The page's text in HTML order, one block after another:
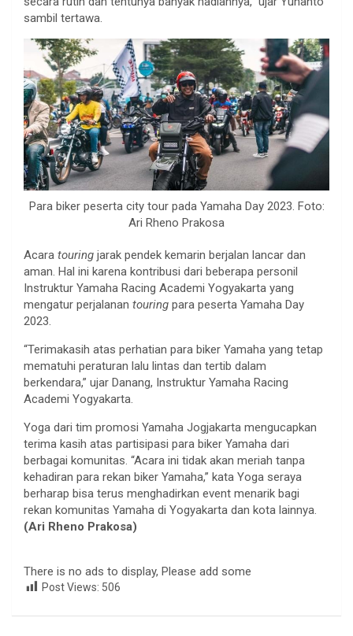
sambil tertawa.
Para biker peserta city tour pada Yamaha Day 2023. Foto:
Ari Rheno Prakosa
Acara touring jarak pendek kemarin berjalan lancar dan
aman. Hal ini karena kontribusi dari beberapa personil
Instruktur Yamaha Racing Academi Yogyakarta yang
mengatur perjalanan touring para peserta Yamaha Day
2023.
“Terimakasih atas perhatian para biker Yamaha yang tetap
mematuhi peraturan lalu lintas dan tertib dalam
berkendara,” ujar Danang, Instruktur Yamaha Racing
Academi Yogyakarta.
Yoga dari tim promosi Yamaha Jogjakarta mengucapkan
terima kasih atas partisipasi para biker Yamaha dari
berbagai komunitas. “Acara ini tidak akan meriah tanpa
kehadiran para rekan biker Yamaha,” kata Yoga seraya
berharap bisa terus menghadirkan event menarik bagi
rekan komunitas Yamaha di Yogyakarta dan kota lainnya.
(Ari Rheno Prakosa)
There is no ads to display, Please add some
Post Views: 506